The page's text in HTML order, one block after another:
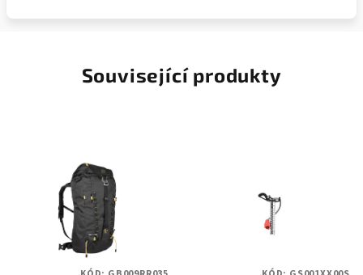
Související produkty